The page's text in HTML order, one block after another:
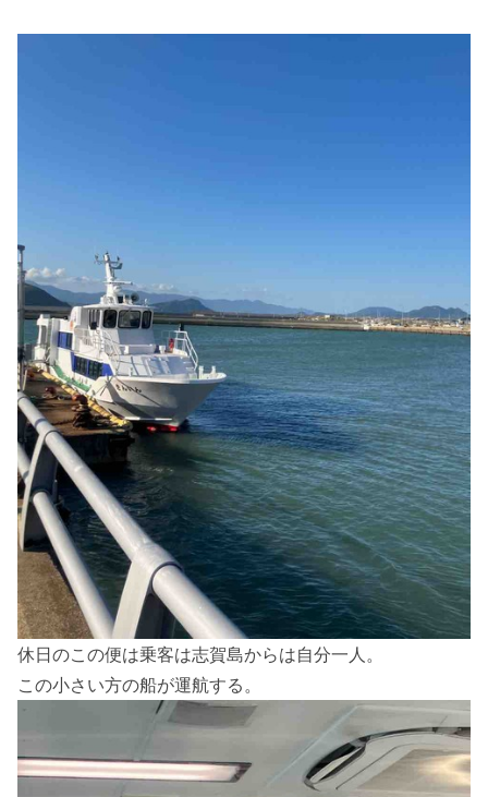
休日のこの便は乗客は志賀島からは自分一人。
この小さい方の船が運航する。